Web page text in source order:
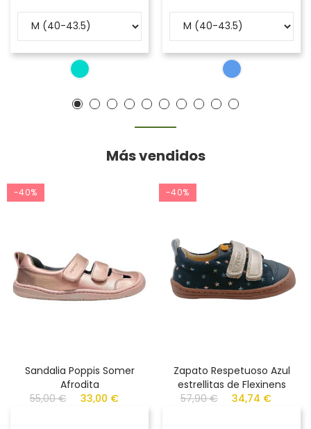
Más vendidos
-40%
Sandalia Poppis Somer
Afrodita
55,00 €
33,00 €
-40%
Zapato Respetuoso Azul
estrellitas de Flexinens
57,90 €
34,74 €